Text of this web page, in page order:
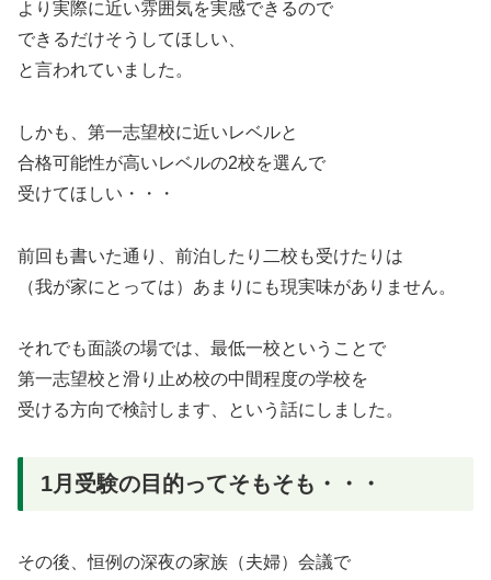
より実際に近い雰囲気を実感できるので
できるだけそうしてほしい、
と言われていました。
しかも、第一志望校に近いレベルと
合格可能性が高いレベルの2校を選んで
受けてほしい・・・
前回も書いた通り、前泊したり二校も受けたりは
（我が家にとっては）あまりにも現実味がありません。
それでも面談の場では、最低一校ということで
第一志望校と滑り止め校の中間程度の学校を
受ける方向で検討します、という話にしました。
1月受験の目的ってそもそも・・・
その後、恒例の深夜の家族（夫婦）会議で